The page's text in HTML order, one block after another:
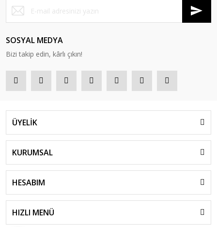
SOSYAL MEDYA
Bizi takip edin, kârlı çıkın!
ÜYELİK
KURUMSAL
HESABIM
HIZLI MENÜ